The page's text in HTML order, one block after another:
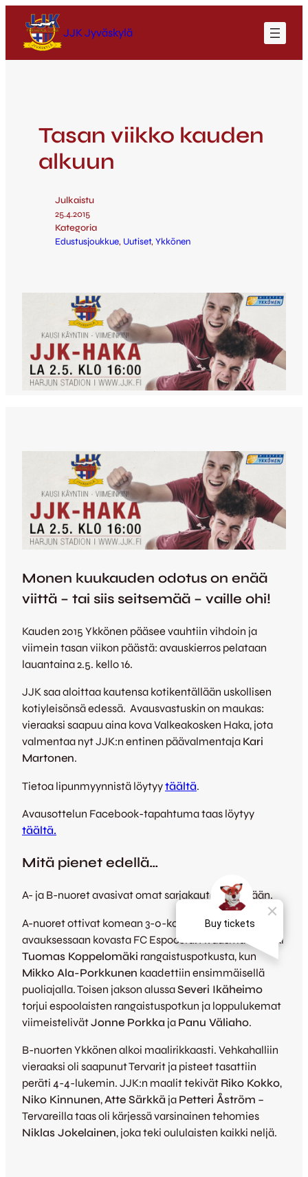
JJK Jyväskylä
Tasan viikko kauden
alkuun
Julkaistu
25.4.2015
Kategoria
Edustusjoukkue, Uutiset, Ykkönen
Monen kuukauden odotus on enää
viittä – tai siis seitsemää – vaille ohi!
Kauden 2015 Ykkönen pääsee vauhtiin vihdoin ja
viimein tasan viikon päästä: avauskierros pelataan
lauantaina 2.5. kello 16.
JJK saa aloittaa kautensa kotikentällään uskollisen
kotiyleisönsä edessä. Avausvastuskin on maukas:
vieraaksi saapuu aina kova Valkeakosken Haka, jota
valmentaa nyt JJK:n entinen päävalmentaja Kari
Martonen.
Tietoa lipunmyynnistä löytyytäältä.
Avausottelun Facebook-tapahtuma taas löytyy
täältä.
Mitä pienet edellä…
A- ja B-nuoret avasivat omat sarjakautensa tänään.
A-nuoret ottivat komean 3-0-kotivoiton SM-sarjan
avauksessaan kovasta FC Espoosta. Avausmaalin teki
Tuomas Koppelomäki rangaistuspotkusta, kun
Mikko Ala-Porkkunen kaadettiin ensimmäisellä
puoliajalla. Toisen jakson alussaSeveri Ikäheimo
torjui espoolaisten rangaistuspotkun ja loppulukemat
viimeistelivätJonne Porkka ja Panu Väliaho.
B-nuorten Ykkönen alkoi maalirikkaasti. Vehkahalliin
vieraaksi oli saapunut Tervarit ja pisteet tasattiin
peräti 4-4-lukemin. JJK:n maalit tekivät Riko Kokko,
Niko Kinnunen,Atte Särkkä ja Petteri Åström –
Tervareilla taas oli kärjessä varsinainen tehomies
Niklas Jokelainen, joka teki oululaisten kaikki neljä.